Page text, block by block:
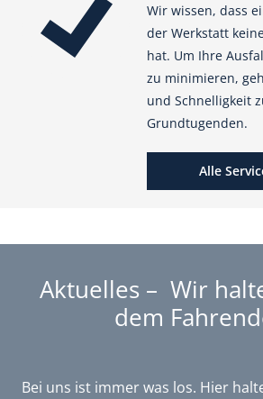
Wir wissen, dass
der Werkstatt
hat. Um Ihre
zu minimieren,
und Schnelligkeit
Grundtugenden.
Alle
Aktuelles – Wir
dem
Bei uns ist immer was los. Hier